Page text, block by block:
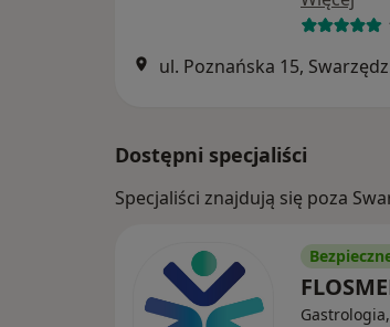
ul. Poznańska 15, Swarzędz
Dostępni specjaliści
Specjaliści znajdują się poza